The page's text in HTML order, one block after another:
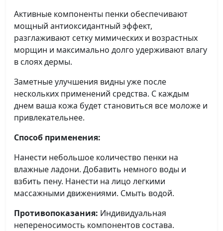
Активные компоненты пенки обеспечивают
мощный антиоксидантный эффект,
разглаживают сетку мимических и возрастных
морщин и максимально долго удерживают влагу
в слоях дермы.
Заметные улучшения видны уже после
нескольких применений средства. С каждым
днем ваша кожа будет становиться все моложе и
привлекательнее.
Способ применения:
Нанести небольшое количество пенки на
влажные ладони. Добавить немного воды и
взбить пену. Нанести на лицо легкими
массажными движениями. Смыть водой.
Противопоказания: Индивидуальная
непереносимость компонентов состава.